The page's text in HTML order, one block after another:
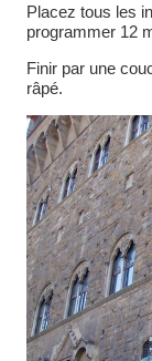
Placez tous les
programmer 12
Finir par une
râpé.